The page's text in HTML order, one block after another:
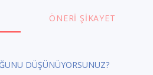
ÖNERI ŞIKAYET
DÜŞÜNÜYORSUNUZ?